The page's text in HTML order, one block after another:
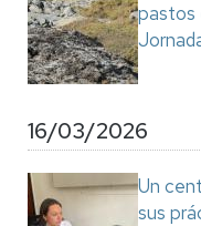
pastos
16/03/2026
Un
sus